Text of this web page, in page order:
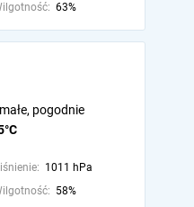
63%
pogodnie
1011 hPa
58%